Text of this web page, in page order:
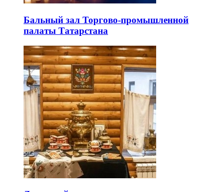
Бальный зал Торгово-промышленной
палаты Татарстана